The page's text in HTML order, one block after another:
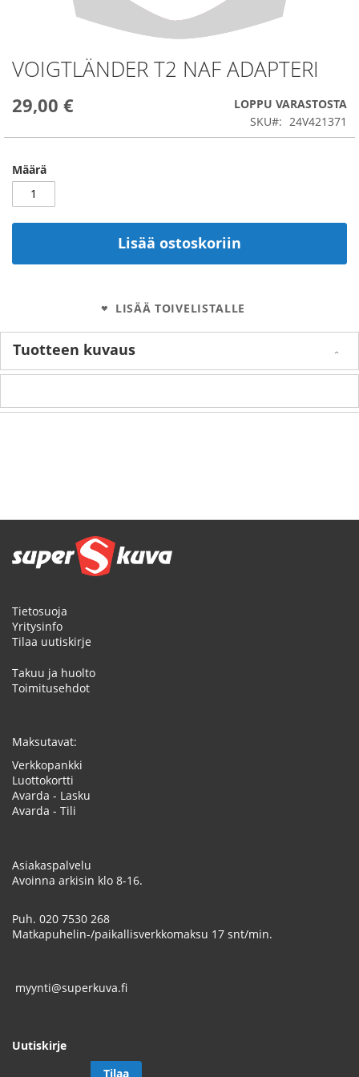
VOIGTLÄNDER T2 NAF ADAPTERI
29,00 €
LOPPU VARASTOSTA
SKU
24V421371
Määrä
Lisää ostoskoriin
LISÄÄ TOIVELISTALLE
Skip
to
beginning
the
gallery
Tuotteen kuvaus
Tietosuoja
Yritysinfo
Tilaa uutiskirje
Takuu ja huolto
Toimitusehdot
Maksutavat:
Verkkopankki
Luottokortti
Avarda - Lasku
Avarda - Tili
Asiakaspalvelu
Avoinna arkisin klo 8-16.
Puh. 020 7530 268
Matkapuhelin-/paikallisverkkomaksu 17 snt/min.
myynti@superkuva.fi
Uutiskirje
Tilaa